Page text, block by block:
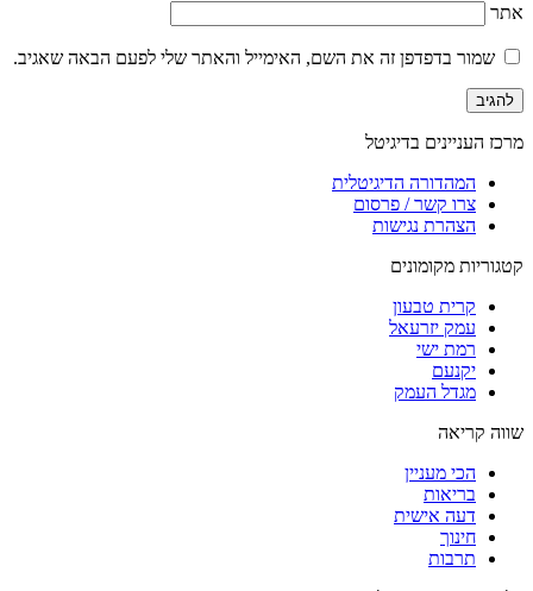
אתר
שמור בדפדפן זה את השם, האימייל והאתר שלי לפעם הבאה שאגיב.
מרכז העניינים בדיגיטל
המהדורה הדיגיטלית
צרו קשר / פרסום
הצהרת נגישות
קטגוריות מקומונים
קרית טבעון
עמק יזרעאל
רמת ישי
יקנעם
מגדל העמק
שווה קריאה
הכי מעניין
בריאות
דעה אישית
חינוך
תרבות